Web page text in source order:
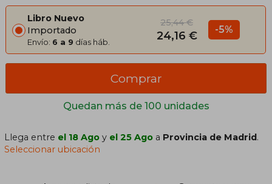
Libro Nuevo
Importado
Envío: 6 a 9 días háb.
25,44 €
24,16 € -5%
Quedan más de 100 unidades
Comprar
Llega entre el 18 Ago y el 25 Ago a Provincia de Madrid .
Seleccionar ubicación